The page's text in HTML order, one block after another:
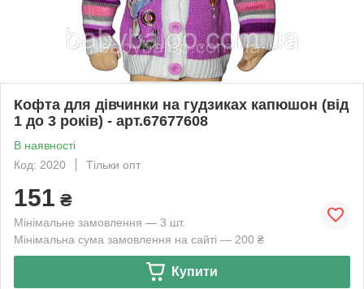
Кофта для дівчинки на гудзиках капюшон (від
1 до 3 років) - арт.67677608
В наявності
Код: 2020
Тільки опт
151 ₴
Мінімальне замовлення — 3 шт.
Мінімальна сума замовлення на сайті — 200 ₴
Купити